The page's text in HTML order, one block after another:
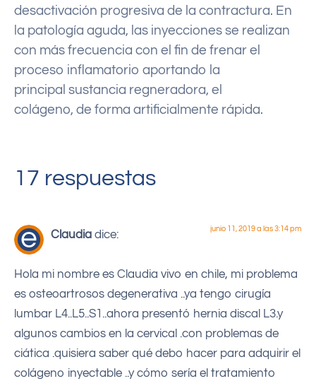
desactivación progresiva de la contractura. En
la patología aguda, las inyecciones se realizan
con más frecuencia con el fin de frenar el
proceso inflamatorio aportando la
principal sustancia regneradora, el
colágeno, de forma artificialmente rápida.
17 respuestas
Claudia dice: junio 11, 2019 a las 3:14 pm
Hola mi nombre es Claudia vivo en chile, mi problema
es osteoartrosos degenerativa ..ya tengo cirugía
lumbar L4..L5..S1..ahora presentó hernia discal L3.y
algunos cambios en la cervical .con problemas de
ciática .quisiera saber qué debo hacer para adquirir el
colágeno inyectable ..y cómo sería el tratamiento